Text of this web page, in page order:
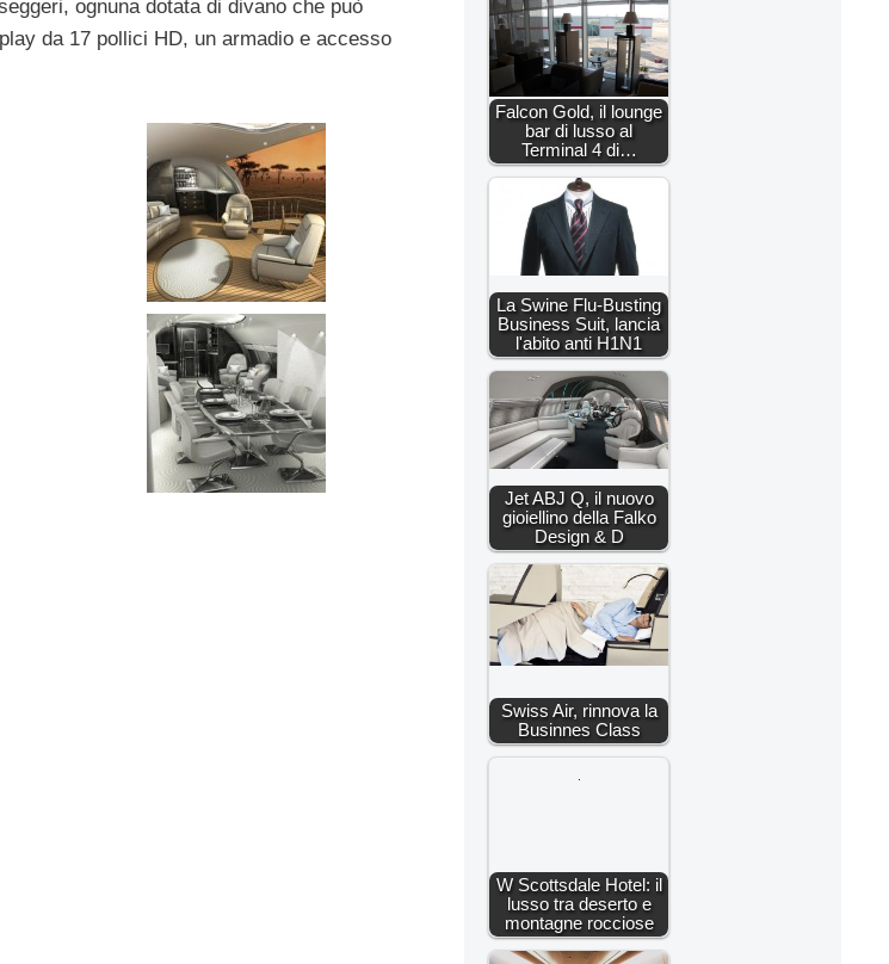
ognuna dotata di divano che può
da 17 pollici HD, un armadio e accesso
Falcon Gold, il lounge
bar di lusso al
Terminal 4 di…
La Swine Flu-Busting
Business Suit, lancia
l'abito anti H1N1
Jet ABJ Q, il nuovo
gioiellino della Falko
Design & D
Swiss Air, rinnova la
Businnes Class
W Scottsdale Hotel: il
lusso tra deserto e
montagne rocciose